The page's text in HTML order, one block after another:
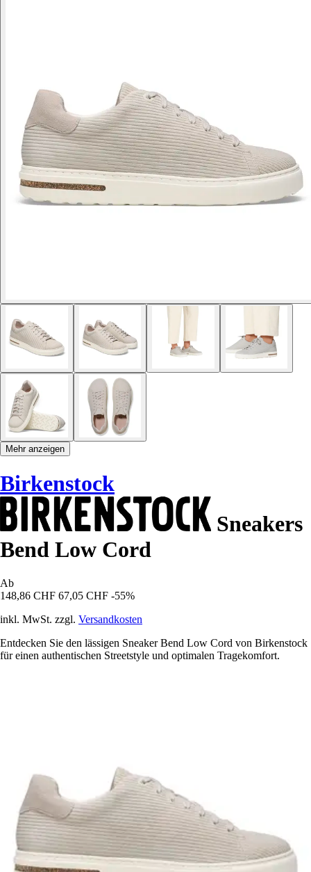
Mehr anzeigen
Birkenstock
Sneakers
Bend Low Cord
Ab
148,86 CHF 67,05 CHF -55%
inkl. MwSt. zzgl. Versandkosten
Entdecken Sie den lässigen Sneaker Bend Low Cord von Birkenstock
für einen authentischen Streetstyle und optimalen Tragekomfort.